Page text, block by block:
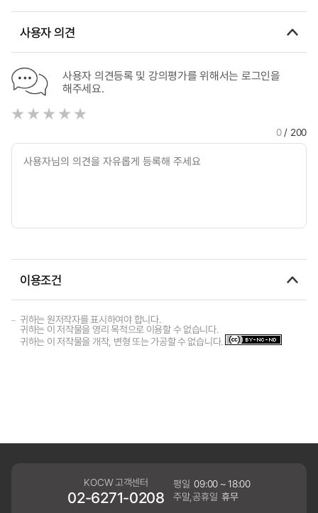
Computerized Cognitive Rehabilitation Program for Tablets
Cerebrovascular disease
사용자 의견
사용자 의견등록 및 강의평가를 위해서는 로그인을
해주세요.
0/ 200
이용조건
귀하는 원저작자를 표시하여야 합니다.
귀하는 이 저작물을 영리 목적으로 이용할 수 없습니다.
귀하는 이 저작물을 개작, 변형 또는 가공할 수 없습니다.
KOCW 고객센터
02-6271-0208
평일 09:00 ~ 18:00
주말,공휴일 휴무